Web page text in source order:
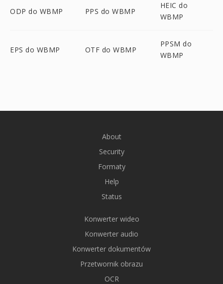
ODP do WBMP PPS do WBMP
HEIC do
WBMP
EPS do WBMP OTF do WBMP
PPSM do
WBMP
About
Security
Formaty
Help
Status
Konwerter wideo
Konwerter audio
Konwerter dokumentów
Przetwornik obrazu
OCR